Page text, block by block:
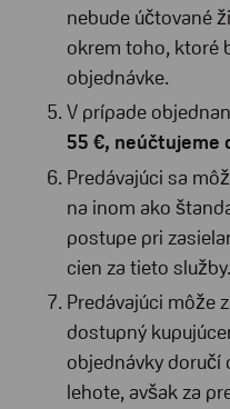
nebude účtované
okrem toho, ktoré
objednávke.
V prípade
55 €, neúčtujeme
Predávajúci sa
na inom ako
postupe pri
cien za tieto služby.
Predávajúci môže
dostupný
objednávky doručí
lehote, avšak za